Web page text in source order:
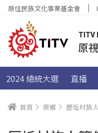
原住民族文化事業基金會
TITV
原
2024 總統大選 直播
首頁 原鄉 歷坵村族